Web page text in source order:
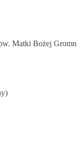
Matki Bożej